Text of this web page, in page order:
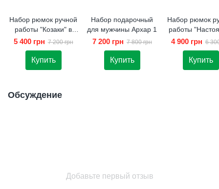
Набор рюмок ручной
работы "Козаки" в
кейсе из
натурального дерева
5 400 грн 7 200 грн
Купить
Набор подарочный
для мужчины Архар 1
7 200 грн 7 800 грн
Купить
Набор рюмок
работы
рыбак" в
натурального
4 900 грн 6
Купить
Обсуждение
Добавьте первый отзыв